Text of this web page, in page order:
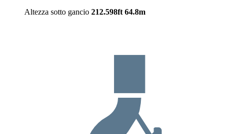
Altezza sotto gancio 212.598ft 64.8m